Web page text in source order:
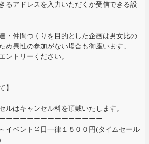
るアドレスを入力いただくか受信できる設
・仲間つくりを目的とした企画は男女比の
め異性の参加がない場合も御座います。
ントリーください。
】
ルはキャンセル料を頂戴いたします。
ーーーーーーーーーーーーーー
イベント当日一律１５００円(タイムセール